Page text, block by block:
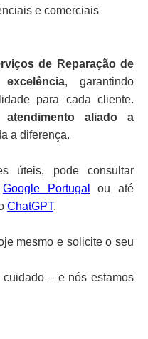
e comerciais
de Reparação de
, garantindo
para cada cliente.
aliado a
a diferença.
úteis, pode consultar
Google Portugal
ou até
ChatGPT.
mesmo e solicite o seu
– e nós estamos